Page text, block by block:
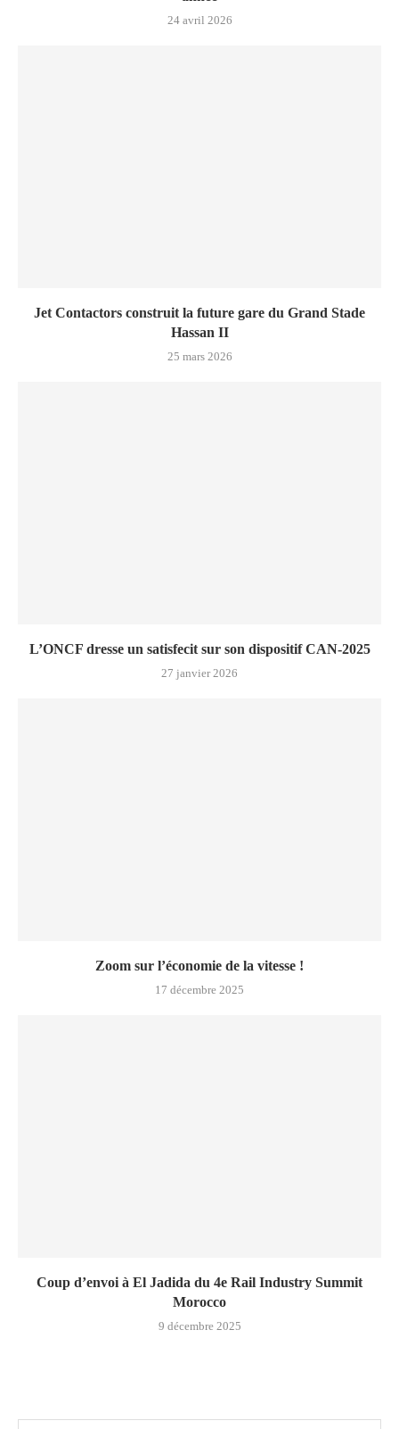
24 avril 2026
Jet Contactors construit la future gare du Grand Stade
Hassan II
25 mars 2026
L’ONCF dresse un satisfecit sur son dispositif CAN-2025
27 janvier 2026
Zoom sur l’économie de la vitesse !
17 décembre 2025
Coup d’envoi à El Jadida du 4e Rail Industry Summit
Morocco
9 décembre 2025